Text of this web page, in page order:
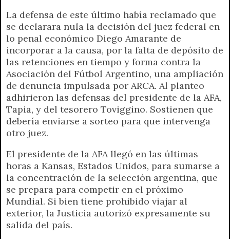
La defensa de este último había reclamado que
se declarara nula la decisión del juez federal en
lo penal económico Diego Amarante de
incorporar a la causa, por la falta de depósito de
las retenciones en tiempo y forma contra la
Asociación del Fútbol Argentino, una ampliación
de denuncia impulsada por ARCA. Al planteo
adhirieron las defensas del presidente de la AFA,
Tapia, y del tesorero Toviggino. Sostienen que
debería enviarse a sorteo para que intervenga
otro juez.
El presidente de la AFA llegó en las últimas
horas a Kansas, Estados Unidos, para sumarse a
la concentración de la selección argentina, que
se prepara para competir en el próximo
Mundial. Si bien tiene prohibido viajar al
exterior, la Justicia autorizó expresamente su
salida del país.